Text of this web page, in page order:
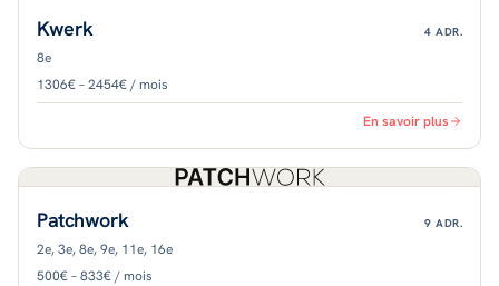
Kwerk 4 ADR.
8e
1306€ – 2454€ / mois
En savoir plus
Patchwork 9 ADR.
2e, 3e, 8e, 9e, 11e, 16e
500€ – 833€ / mois